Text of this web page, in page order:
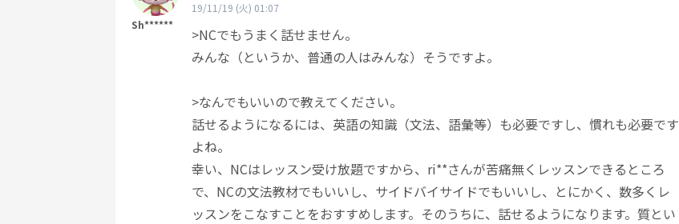
Sh******
19/11/19 (火) 01:07
>NCでもうまく話せません。
みんな（というか、普通の人はみんな）そうですよ。
>なんでもいいので教えてください。
話せるようになるには、英語の知識（文法、語彙等）も必要ですし、慣れも必要です
よね。
幸い、NCはレッスン受け放題ですから、ri**さんが苦痛無くレッスンできるところ
で、NCの文法教材でもいいし、サイドバイサイドでもいいし、とにかく、数多くレ
ッスンをこなすことをおすすめします。そのうちに、話せるようになります。質とい